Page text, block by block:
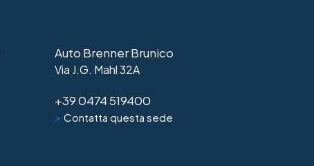
Auto Brenner Brunico
Via J.G. Mahl 32A
+39 0474 519400
> Contatta questa sede